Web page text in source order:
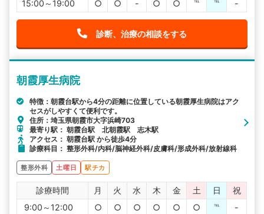
15:00～19:00
○ ○ - ○ ○ ℡ ℡ -
診断、治療の相談をする
朝霞厚生病院
特徴：朝霞台駅から4分の距離に位置している朝霞厚生病院はアク
セスがしやすくて便利です。
住所：埼玉県朝霞市大字浜崎703
最寄り駅： 朝霞台駅 北朝霞駅 志木駅
アクセス： 朝霞台駅 から徒歩4分
診療科目： 整形外科/内科/脳神経外科/皮膚科/形成外科/放射線科
整形外科 土曜日 駅チカ
診療時間 月 火 水 木 金 土 日
祝
9:00～12:00
○ ○ ○ ○ ○ ○ ℡
-